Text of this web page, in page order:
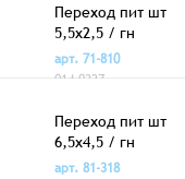
Переход пит шт
5,5x2,5 / гн
5,5x2,1
арт. 71-810
014-0327
Переход пит шт
6,5x4,5 / гн
5,5x2,1 угловой
арт. 81-318